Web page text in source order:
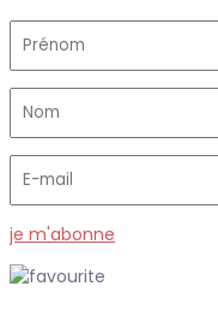
je m'abonne